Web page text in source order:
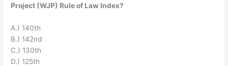
Project (WJP) Rule of Law Index?
A.) 140th
B.) 142nd
C.) 130th
D.) 125th